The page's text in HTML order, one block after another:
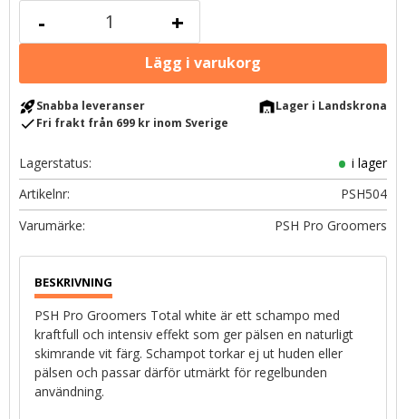
+
-
rocket_launchSnabba leveranser warehouseLager i Landskrona
checkFri frakt från 699 kr inom Sverige
Lagerstatus
i lager
Artikelnr
PSH504
PSH Pro Groomers
PSH Pro Groomers Total white är ett schampo med
kraftfull och intensiv effekt som ger pälsen en naturligt
skimrande vit färg. Schampot torkar ej ut huden eller
pälsen och passar därför utmärkt för regelbunden
användning.